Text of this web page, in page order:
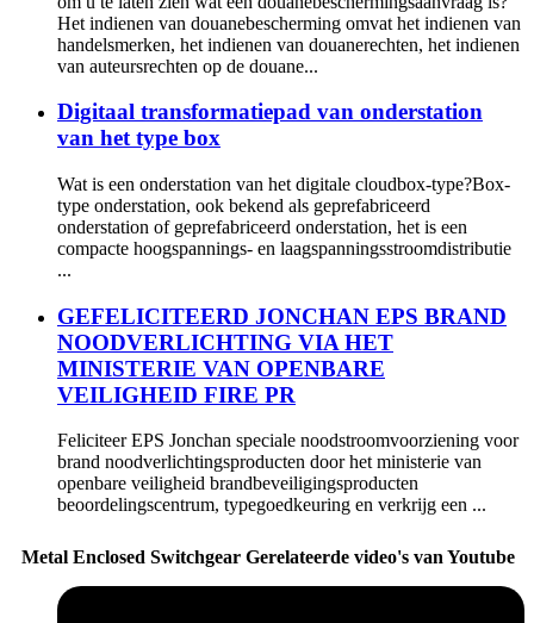
Het indienen van douanebescherming omvat het indienen van
handelsmerken, het indienen van douanerechten, het indienen
van auteursrechten op de douane...
Digitaal transformatiepad van onderstation
van het type box
Wat is een onderstation van het digitale cloudbox-type?Box-
type onderstation, ook bekend als geprefabriceerd
onderstation of geprefabriceerd onderstation, het is een
compacte hoogspannings- en laagspanningsstroomdistributie
...
GEFELICITEERD JONCHAN EPS BRAND
NOODVERLICHTING VIA HET
MINISTERIE VAN OPENBARE
VEILIGHEID FIRE PR
Feliciteer EPS Jonchan speciale noodstroomvoorziening voor
brand noodverlichtingsproducten door het ministerie van
openbare veiligheid brandbeveiligingsproducten
beoordelingscentrum, typegoedkeuring en verkrijg een ...
Metal Enclosed Switchgear Gerelateerde video's van Youtube